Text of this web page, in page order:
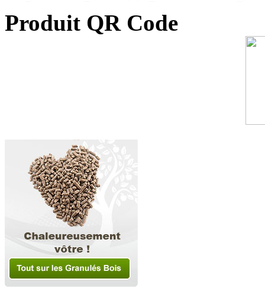
Produit QR Code